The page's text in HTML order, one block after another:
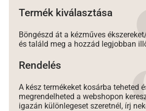
Termék kiválasztása
Böngészd át a kézműves
és találd meg a hozzád legjobban
Rendelés
A kész termékeket kosárba teheted
megrendelheted a webshopon
igazán különlegeset szeretnél, írj